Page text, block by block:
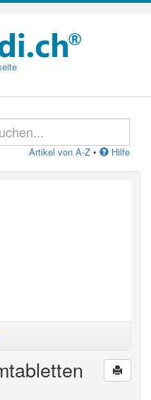
Artikel von A-Z • Hilfe